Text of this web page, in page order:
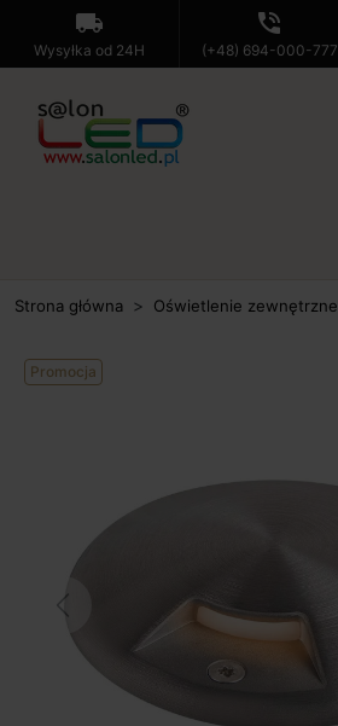
local_shipping
Wysyłka od 24H
phone_in_talk
(+48) 694-000-777
Strona główna Oświetlenie zewnętrzne
Promocja
Previous